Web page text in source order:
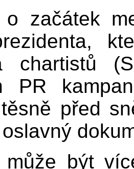
začátek
PR
před
může být